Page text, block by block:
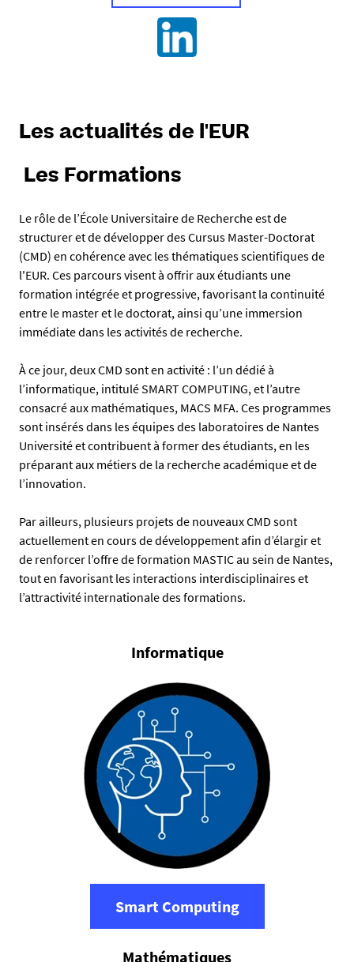
Les actualités de l'EUR
Les Formations
Le rôle de l’École Universitaire de Recherche est de
structurer et de développer des Cursus Master-Doctorat
(CMD) en cohérence avec les thématiques scientifiques de
l'EUR. Ces parcours visent à offrir aux étudiants une
formation intégrée et progressive, favorisant la continuité
entre le master et le doctorat, ainsi qu’une immersion
immédiate dans les activités de recherche.
À ce jour, deux CMD sont en activité : l’un dédié à
l’informatique, intitulé SMART COMPUTING, et l’autre
consacré aux mathématiques, MACS MFA. Ces programmes
sont insérés dans les équipes des laboratoires de Nantes
Université et contribuent à former des étudiants, en les
préparant aux métiers de la recherche académique et de
l’innovation.
Par ailleurs, plusieurs projets de nouveaux CMD sont
actuellement en cours de développement afin d’élargir et
de renforcer l’offre de formation MASTIC au sein de Nantes,
tout en favorisant les interactions interdisciplinaires et
l’attractivité internationale des formations.
Informatique
Smart Computing
Mathématiques